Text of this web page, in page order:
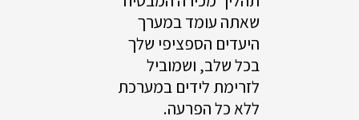
שאתה עומד במערך
היעדים הספציפי שלך
בכל שלב, ושמוביל
לזרימת לידים במערכת
ללא כל הפרעה.